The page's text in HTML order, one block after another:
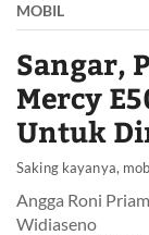
MOBIL
Sangar,
Mercy
Untuk
Saking kayanya,
Angga Roni
Widiaseno